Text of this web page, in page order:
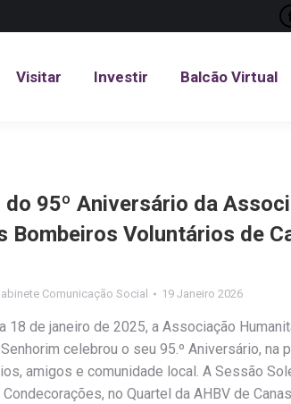
Visitar Investir Balcão Virtual
95º Aniversário da
Bombeiros Voluntários de
Comunicação Social 19 Janeiro 2026
18 de janeiro de 2025, a Associação
celebrou o seu 95.º Aniversário, na
amigos e comunidade local. A Sessão
no Quartel da AHBV de
Visitar Investir Balcão Virtual